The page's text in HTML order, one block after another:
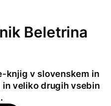
Beletrina
knjig v slovenskem in
veliko drugih vsebin